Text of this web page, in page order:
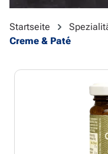
Startseite
Creme & Paté
Bildergalerie